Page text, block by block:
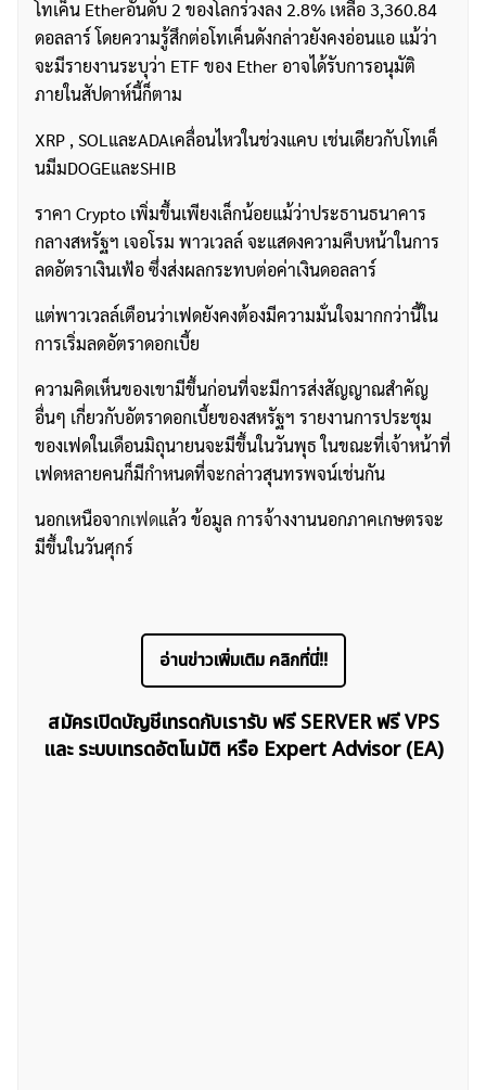
ค้นหา
สำหรับ:
โทเค็น Etherอันดับ 2 ของโลกร่วงลง 2.8% เหลือ 3,360.84
ดอลลาร์ โดยความรู้สึกต่อโทเค็นดังกล่าวยังคงอ่อนแอ แม้ว่า
จะมีรายงานระบุว่า ETF ของ Ether อาจได้รับการอนุมัติ
ภายในสัปดาห์นี้ก็ตาม
XRP , SOLและADAเคลื่อนไหวในช่วงแคบ เช่นเดียวกับโทเค็
นมีมDOGEและSHIB
ราคา Crypto เพิ่มขึ้นเพียงเล็กน้อยแม้ว่าประธานธนาคาร
กลางสหรัฐฯ เจอโรม พาวเวลล์ จะแสดงความคืบหน้าในการ
ลดอัตราเงินเฟ้อ ซึ่งส่งผลกระทบต่อค่าเงินดอลลาร์
แต่พาวเวลล์เตือนว่าเฟดยังคงต้องมีความมั่นใจมากกว่านี้ใน
การเริ่มลดอัตราดอกเบี้ย
ความคิดเห็นของเขามีขึ้นก่อนที่จะมีการส่งสัญญาณสำคัญ
อื่นๆ เกี่ยวกับอัตราดอกเบี้ยของสหรัฐฯ รายงานการประชุม
ของเฟดในเดือนมิถุนายนจะมีขึ้นในวันพุธ ในขณะที่เจ้าหน้าที่
เฟดหลายคนก็มีกำหนดที่จะกล่าวสุนทรพจน์เช่นกัน
นอกเหนือจากเฟดแล้ว ข้อมูล การจ้างงานนอกภาคเกษตรจะ
มีขึ้นในวันศุกร์
อ่านข่าวเพิ่มเติม คลิกที่นี่!!
สมัครเปิดบัญชีเทรดกับเรารับ ฟรี SERVER ฟรี VPS
และ ระบบเทรดอัตโนมัติ หรือ Expert Advisor (EA)